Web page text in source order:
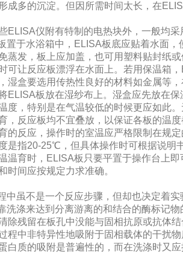
成多的沉淀。但因所需时间太长，在
ELISA仪附有特制的电热块外，一般均采
置于水浴箱中，ELISA板底应贴着水面，
蒸发，板上应加盖，也可用塑料贴封纸
可让反应板漂浮在水面上。若用保温箱
湿盒要选用传热性良好的材料如金属等
ELISA板放在湿纱布上。湿盒应先放在保
度，特别是在气温较低的时候更应如此。
，反应板均不宜叠放，以保证各板的温度
的反应，操作时的室温应严格限制在规定
是指20-25℃，但具体操作时可根据说明
温育时，ELISA板只要平置于操作台上即
时间应按规定力求准确。
中虽不是一个反应步骤，但却也决定着实
洗涤来达到分离游离的和结合的酶标记物
除残留在板孔中没能与固相抗原或抗体结
程中非特异性地吸附于固相载体的干扰物
白质的吸附是普遍性的，而在洗涤时又应